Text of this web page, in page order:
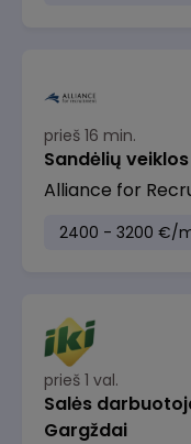
prieš 16 min.
Sandėlių
Alliance for
2400 - 3200 €/
prieš 1 val.
Salės
Gargždai